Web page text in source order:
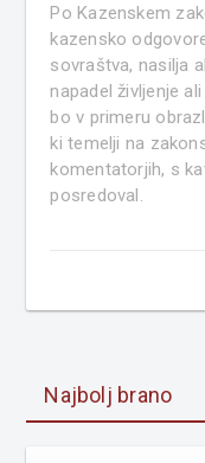
Po Kazenskem
kazensko
sovraštva, nasilja
napadel življenje
bo v primeru
ki temelji na
komentatorjih, s
posredoval.
Najbolj brano